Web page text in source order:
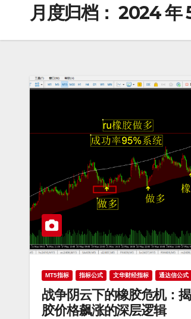
月度归档： 2024 年
MT5指标 指标公式 文华财经指标 通达信公式
战争阴云下的橡胶危机：
胶价格飙涨的深层逻辑